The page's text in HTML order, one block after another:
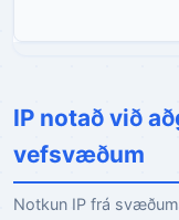
IP notað við
vefsvæðum
Notkun IP frá svæðum